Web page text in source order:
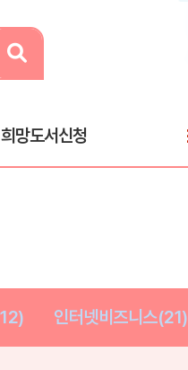
희망도서신청
인터넷비즈니스(21)